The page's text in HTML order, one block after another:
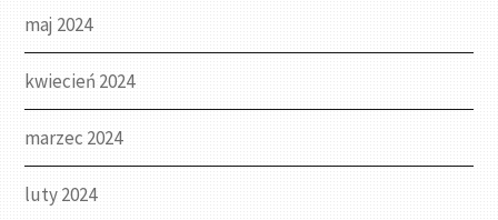
maj 2024
kwiecień 2024
marzec 2024
luty 2024